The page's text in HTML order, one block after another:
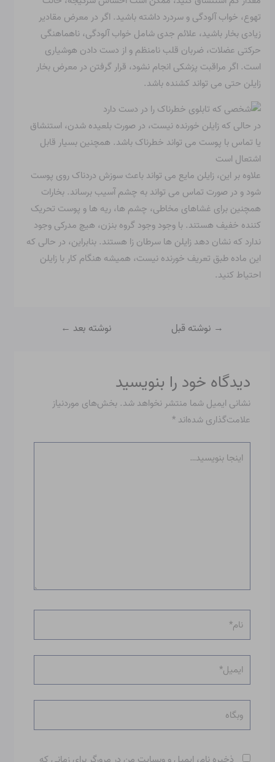
تهوع، خواب آلودگی و سردرد داشته باشید. اگر در معرض مقادیر
زیادی بخار باشید، علائم جدی شامل خواب آلودگی، ناهماهنگی
حرکتی عضلات، ضربان قلب نامنظم و از دست دادن هوشیاری
است. اگر مراقبت پزشکی انجام نشود، قرار گرفتن در معرض بخار
زایلن حتی می تواند کشنده باشد.
در حالی که زایلن خورنده نیست، در صورت بلعیده شدن، استنشاق
یا تماس با پوست می تواند خطرناک باشد. همچنین بسیار قابل
اشتعال است
علاوه بر این، زایلن مایع می تواند باعث سوزش دردناک روی پوست
شود و در صورت تماس می تواند به چشم آسیب برساند. بخارات
همچنین برای غشاهای مخاطی، چشم ها، ریه ها و پوست تحریک
کننده خفیف هستند. با وجود وجود گروه بنزن، هیچ مدرکی وجود
ندارد که نشان دهد زایلن ها سرطان زا هستند. بنابراین، در حالی که
این ماده طبق تعریف خورنده نیست، همیشه هنگام کار با زایلن
احتیاط کنید.
→ نوشته قبل نوشته بعد ←
دیدگاه‌ خود را بنویسید
نشانی ایمیل شما منتشر نخواهد شد. بخش‌های موردنیاز
علامت‌گذاری شده‌اند*
بنویسید…
ایمیل*
وبگاه